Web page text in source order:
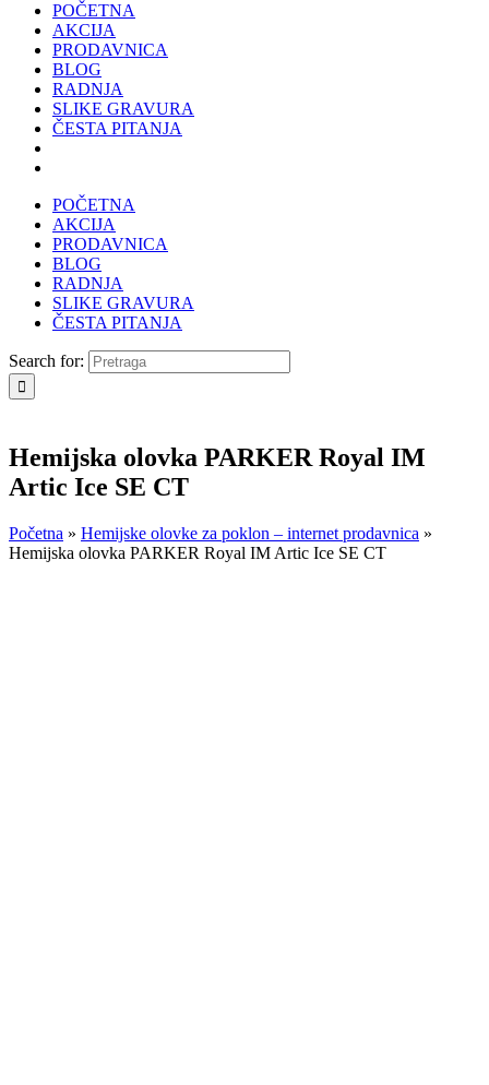
POČETNA
AKCIJA
PRODAVNICA
BLOG
RADNJA
SLIKE GRAVURA
ČESTA PITANJA
POČETNA
AKCIJA
PRODAVNICA
BLOG
RADNJA
SLIKE GRAVURA
ČESTA PITANJA
Search for:
Hemijska olovka PARKER Royal IM
Artic Ice SE CT
Početna » Hemijske olovke za poklon – internet prodavnica »
Hemijska olovka PARKER Royal IM Artic Ice SE CT